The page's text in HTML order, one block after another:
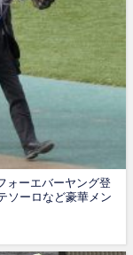
ォーエバーヤング登
ソーロなど豪華メン